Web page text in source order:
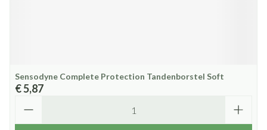
Sensodyne Complete Protection Tandenborstel Soft
€ 5,87